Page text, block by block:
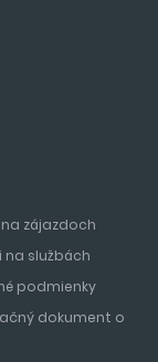
zájazdoch
na službách
podmienky
dokument o